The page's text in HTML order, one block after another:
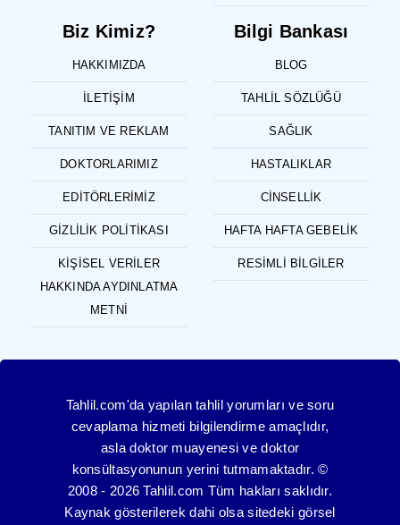
Biz Kimiz?
HAKKIMIZDA
İLETIŞIM
TANITIM VE REKLAM
DOKTORLARIMIZ
EDITÖRLERIMIZ
GIZLILIK POLITIKASI
KIŞISEL VERILER
HAKKINDA AYDINLATMA
METNI
Bilgi Bankası
BLOG
TAHLIL SÖZLÜĞÜ
SAĞLIK
HASTALIKLAR
CINSELLIK
HAFTA HAFTA GEBELIK
RESIMLI BILGILER
Tahlil.com'da yapılan tahlil yorumları ve soru
cevaplama hizmeti bilgilendirme amaçlıdır,
asla doktor muayenesi ve doktor
konsültasyonunun yerini tutmamaktadır. ©
2008 - 2026 Tahlil.com Tüm hakları saklıdır.
Kaynak gösterilerek dahi olsa sitedeki görsel